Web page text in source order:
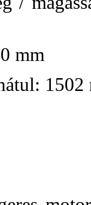
mm
1502